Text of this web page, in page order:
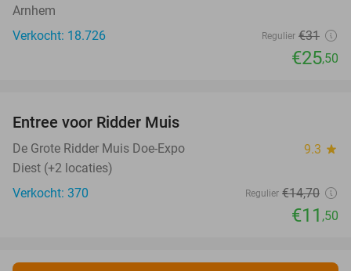
Arnhem
Verkocht: 18.726
Regulier €31
€25,50
TODAY
Entree voor Ridder Muis
De Grote Ridder Muis Doe-Expo 9.3 star
Diest (+2 locaties)
Verkocht: 370
Regulier €14,70
€11 ,50